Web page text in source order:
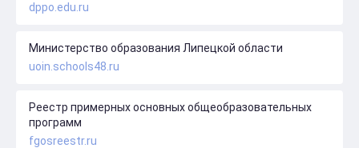
dppo.edu.ru
Министерство образования Липецкой области
uoin.schools48.ru
Реестр примерных основных общеобразовательных
программ
fgosreestr.ru